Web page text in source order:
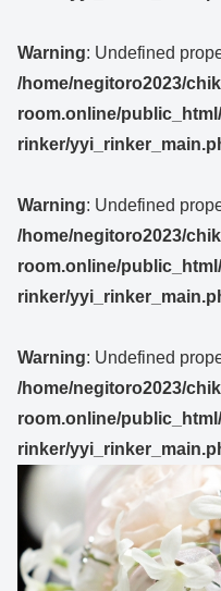
Warning: Undefined
/home/negitoro2023/
room.online/
rinker/
Warning: Undefined
/home/negitoro2023/
room.online/
rinker/
Warning: Undefined
/home/negitoro2023/
room.online/
rinker/